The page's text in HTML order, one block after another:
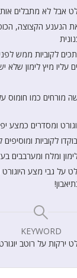
אבל לא מתבלים
הנענע הקצוצה,
לקוביות ממש
עליו מיץ לימון שלא
מורחים כמו חומוס
ומסדרים כמצע
לקוביות
ומלח ומערבבים
על גבי מצע היוגורט
KEYWORD
ירקות על רוטב